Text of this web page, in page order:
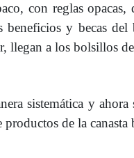
con reglas
beneficios y becas
llegan a los bolsillos
sistemática y
de la canasta